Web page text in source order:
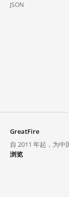
JSON
GreatFire
自 2011 年起，为中
浏览